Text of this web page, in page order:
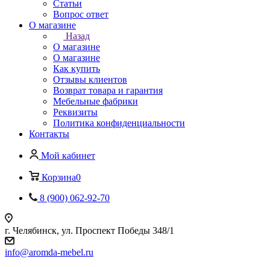
Статьи
Вопрос ответ
О магазине
Назад
О магазине
О магазине
Как купить
Отзывы клиентов
Возврат товара и гарантия
Мебельные фабрики
Реквизиты
Политика конфиденциальности
Контакты
Мой кабинет
Корзина0
8 (900) 062-92-70
г. Челябинск, ул. Проспект Победы 348/1
info@aromda-mebel.ru